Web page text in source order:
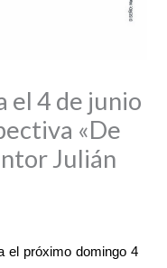
el 4 de junio
«De
Julián
el próximo domingo 4